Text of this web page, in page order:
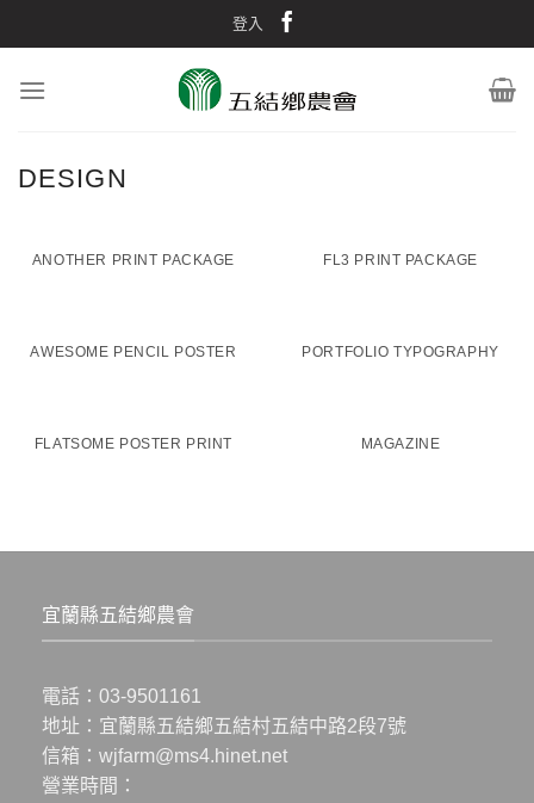
to
登入
DESIGN
ANOTHER PRINT PACKAGE FL3 PRINT PACKAGE
AWESOME PENCIL POSTER PORTFOLIO TYPOGRAPHY
FLATSOME POSTER PRINT MAGAZINE
宜蘭縣五結鄉農會
電話： 03-9501161
地址： 宜蘭縣五結鄉五結村五結中路2段7號
信箱： wjfarm@ms4.hinet.net
營業時間：